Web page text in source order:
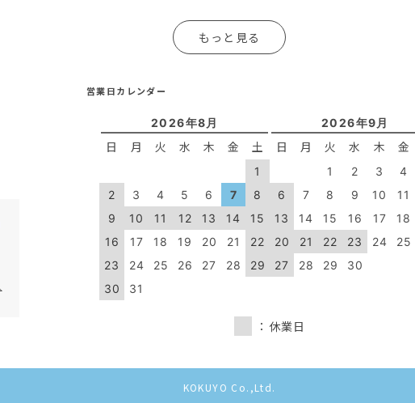
もっと見る
営業日カレンダー
2026年8月
日 月 火 水 木 金 土
1
2
3 4 5 6 7
8
9
10 11 12 13 14
15
16
17 18 19 20 21
22
23
24 25 26 27 28
29
30
31
2026年9月
日 月 火 水 木 金
1 2 3 4
6
7 8 9 10 11
13
14 15 16 17 18
20
21 22 23 24 25
27
28 29 30
：休業日
KOKUYO Co.,Ltd.